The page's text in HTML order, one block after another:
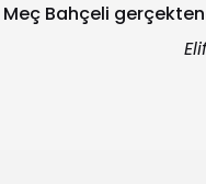
Bahçeli